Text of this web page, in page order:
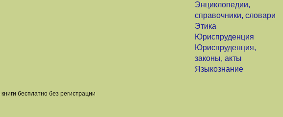
Энциклопедии,
справочники, словари
Этика
Юриспруденция
Юриспруденция,
законы, акты
Языкознание
бесплатно без регистрации